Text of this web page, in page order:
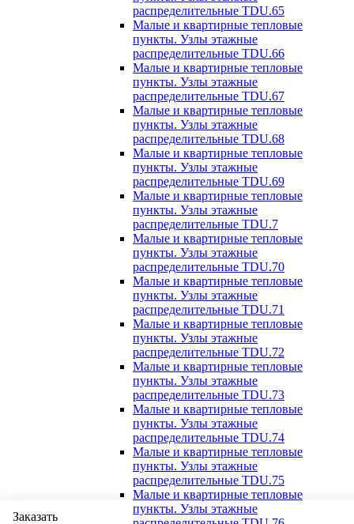
распределительные TDU.65
Малые и квартирные тепловые
пункты. Узлы этажные
распределительные TDU.66
Малые и квартирные тепловые
пункты. Узлы этажные
распределительные TDU.67
Малые и квартирные тепловые
пункты. Узлы этажные
распределительные TDU.68
Малые и квартирные тепловые
пункты. Узлы этажные
распределительные TDU.69
Малые и квартирные тепловые
пункты. Узлы этажные
распределительные TDU.7
Малые и квартирные тепловые
пункты. Узлы этажные
распределительные TDU.70
Малые и квартирные тепловые
пункты. Узлы этажные
распределительные TDU.71
Малые и квартирные тепловые
пункты. Узлы этажные
распределительные TDU.72
Малые и квартирные тепловые
пункты. Узлы этажные
распределительные TDU.73
Малые и квартирные тепловые
пункты. Узлы этажные
распределительные TDU.74
Малые и квартирные тепловые
пункты. Узлы этажные
распределительные TDU.75
Малые и квартирные тепловые
пункты. Узлы этажные
Заказать